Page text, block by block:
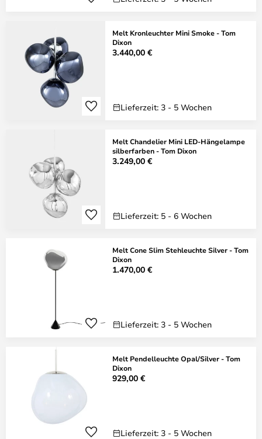
Melt Kronleuchter Mini Smoke - Tom
Dixon
3.440,00 €
Lieferzeit: 3 - 5 Wochen
Melt Chandelier Mini LED-Hängelampe
silberfarben - Tom Dixon
3.249,00 €
Lieferzeit: 5 - 6 Wochen
Melt Cone Slim Stehleuchte Silver - Tom
Dixon
1.470,00 €
Lieferzeit: 3 - 5 Wochen
Melt Pendelleuchte Opal/Silver - Tom
Dixon
929,00 €
Lieferzeit: 3 - 5 Wochen